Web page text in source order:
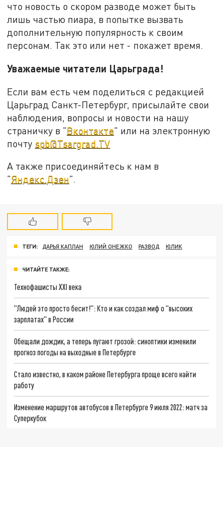
что новость о скором разводе может быть
лишь частью пиара, в попытке вызвать
дополнительную популярность к своим
персонам. Так это или нет - покажет время.
Уважаемые читатели Царьграда!
Если вам есть чем поделиться с редакцией
Царьград Санкт-Петербург, присылайте свои
наблюдения, вопросы и новости на нашу
страничку в "Вконтакте" или на электронную
почту spb@Tsargrad.TV
А также присоединяйтесь к нам в
"Яндекс.Дзен".
ТЕГИ: ДАРЬЯ КАПЛАН ЮЛИЙ ОНЕЖКО РАЗВОД ЮЛИК
ЧИТАЙТЕ ТАКЖЕ:
Технофашисты XXI века
"Людей это просто бесит!": Кто и как создал миф о "высоких
зарплатах" в России
Обещали дождик, а теперь пугают грозой: синоптики изменили
прогноз погоды на выходные в Петербурге
Стало известно, в каком районе Петербурга проще всего найти
работу
Изменение маршрутов автобусов в Петербурге 9 июля 2022: матч за
Суперкубок